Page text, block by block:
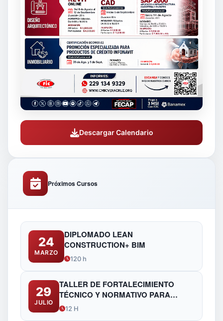
Descargar Calendario
Próximos Cursos
24
MARZO
DIPLOMADO LEAN
CONSTRUCTION+ BIM
120 h
29
JULIO
TALLER DE FORTALECIMIENTO
TÉCNICO Y NORMATIVO PARA
FUNCIONARIOS DE OBRAS
12 H